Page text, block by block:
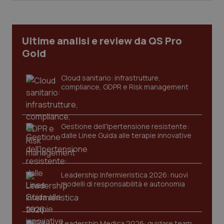
Ultime analisi e review da QS Pro
Gold
Cloud sanitario: infrastrutture,
compliance, GDPR e Risk management
Gestione dell'Ipertensione resistente:
dalle Linee Guida alle terapie innovative
Leadership Infermieristica 2026: nuovi
modelli di responsabilità e autonomia
CookieScriptConsent
CookieScript